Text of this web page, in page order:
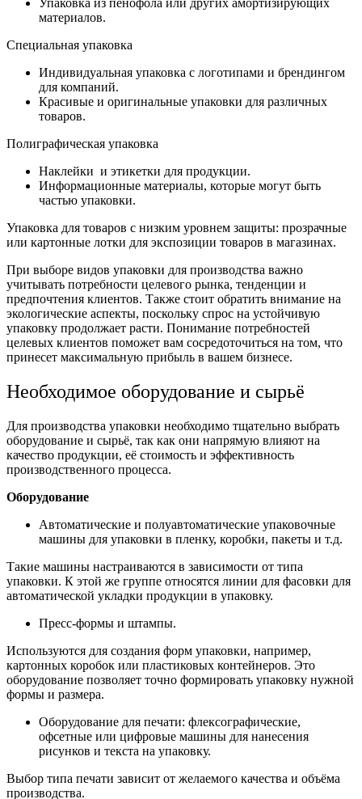
материалов.
Специальная упаковка
Индивидуальная упаковка с логотипами и брендингом
для компаний.
Красивые и оригинальные упаковки для различных
товаров.
Полиграфическая упаковка
Наклейки и этикетки для продукции.
Информационные материалы, которые могут быть
частью упаковки.
Упаковка для товаров с низким уровнем защиты: прозрачные
или картонные лотки для экспозиции товаров в магазинах.
При выборе видов упаковки для производства важно
учитывать потребности целевого рынка, тенденции и
предпочтения клиентов. Также стоит обратить внимание на
экологические аспекты, поскольку спрос на устойчивую
упаковку продолжает расти. Понимание потребностей
целевых клиентов поможет вам сосредоточиться на том, что
принесет максимальную прибыль в вашем бизнесе.
Необходимое оборудование и сырьё
Для производства упаковки необходимо тщательно выбрать
оборудование и сырьё, так как они напрямую влияют на
качество продукции, её стоимость и эффективность
производственного процесса.
Оборудование
Автоматические и полуавтоматические упаковочные
машины для упаковки в пленку, коробки, пакеты и т.д.
Такие машины настраиваются в зависимости от типа
упаковки. К этой же группе относятся линии для фасовки для
автоматической укладки продукции в упаковку.
Пресс-формы и штампы.
Используются для создания форм упаковки, например,
картонных коробок или пластиковых контейнеров. Это
оборудование позволяет точно формировать упаковку нужной
формы и размера.
Оборудование для печати: флексографические,
офсетные или цифровые машины для нанесения
рисунков и текста на упаковку.
Выбор типа печати зависит от желаемого качества и объёма
производства.